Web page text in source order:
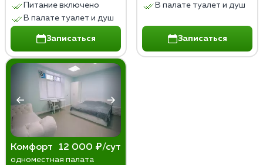
Питание включено
В палате туалет и душ
Записаться
В палате туалет и душ
Записаться
Комфорт 12 000 ₽/сут
одноместная палата